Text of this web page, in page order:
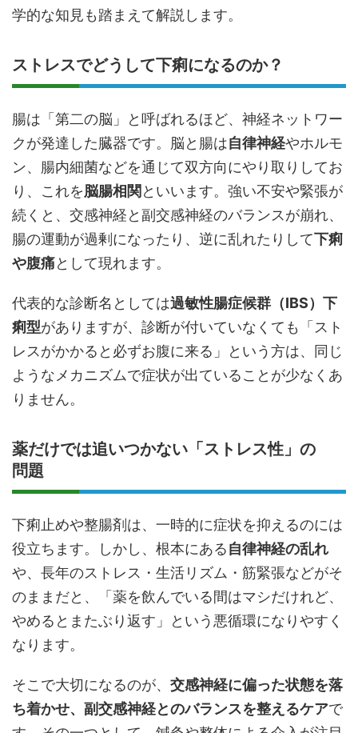
学的な知見も踏まえて解説します。
ストレスでどうして下痢になるのか？
腸は「第二の脳」と呼ばれるほど、神経ネットワー
クが発達した臓器です。脳と腸は自律神経やホルモ
ン、腸内細菌などを通じて双方向にやり取りしてお
り、これを脳腸相関 といいます。強い不安や緊張が
続くと、交感神経と副交感神経のバランスが崩れ、
腸の運動が過剰になったり、逆に乱れたりして下痢
や腹痛として現れます。
代表的な診断名としては過敏性腸症候群（IBS）下
痢型がありますが、診断が付いていなくても「スト
レスがかかると必ずお腹に来る」という方は、同じ
ようなメカニズムで症状が出ていることが少なくあ
りません。
薬だけでは追いつかない「ストレス性」の
問題
下痢止めや整腸剤は、一時的に症状を抑えるのには
役立ちます。しかし、根本にある自律神経の乱れ
や、長年のストレス・生活リズム・筋緊張などがそ
のままだと、「薬を飲んでいる間はマシだけれど、
やめるとまたぶり返す」という悪循環になりやすく
なります。
そこで大切になるのが、 交感神経に偏った状態を落
ち着かせ、副交感神経とのバランスを整えるケアで